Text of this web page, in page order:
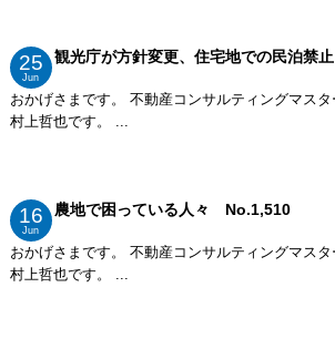
25
Jun
観光庁が方針変更、住宅地での民泊禁
おかげさまです。 不動産コンサルティングマス
村上哲也です。 ...
16
Jun
農地で困っている人々 No.1,510
おかげさまです。 不動産コンサルティングマス
村上哲也です。 ...